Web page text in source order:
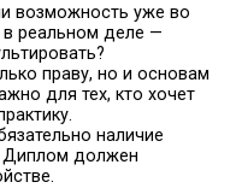
возможность уже во
реальном деле —
праву, но и основам
для тех, кто хочет
наличие
Диплом должен